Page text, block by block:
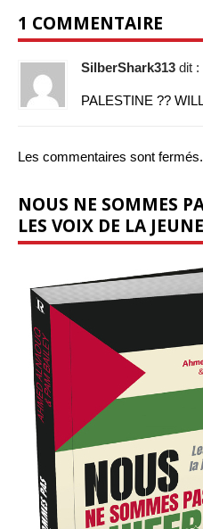
1 COMMENTAIRE
SilberShark313 dit :
PALESTINE ??
Les commentaires sont fermés.
NOUS NE SOMMES
LES VOIX DE LA